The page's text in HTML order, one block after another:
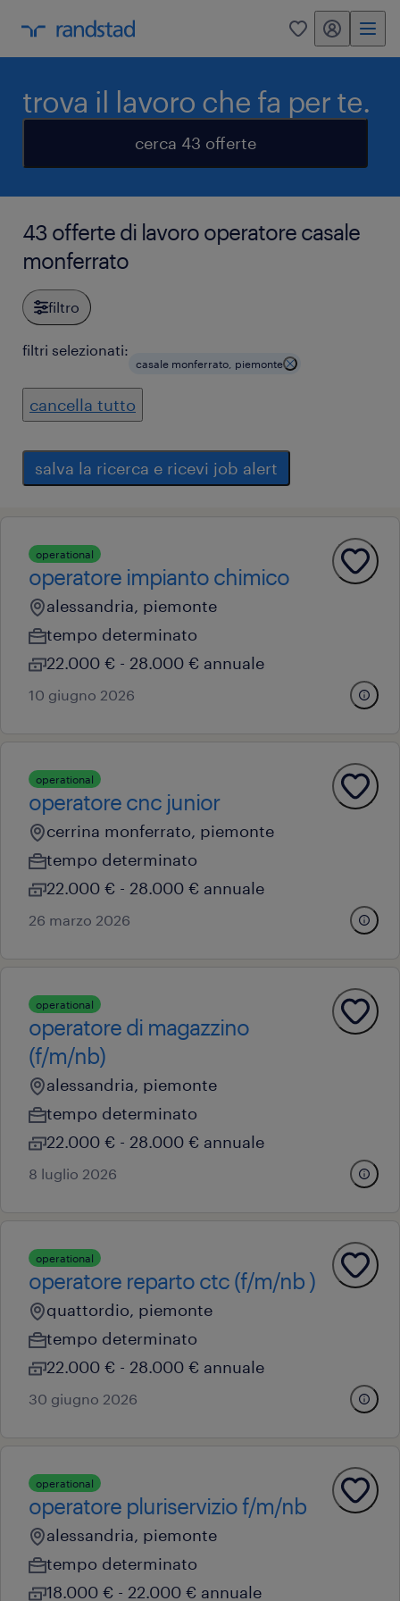
0 my randstad
trova il lavoro che fa per te.
cerca 43 offerte
43 offerte di lavoro operatore casale
monferrato
filtro
filtri selezionati:
casale monferrato, piemonte
cancella tutto
salva la ricerca e ricevi job alert
operational
operatore impianto chimico
alessandria, piemonte
tempo determinato
22.000 € - 28.000 € annuale
10 giugno 2026
operational
operatore cnc junior
cerrina monferrato, piemonte
tempo determinato
22.000 € - 28.000 € annuale
26 marzo 2026
operational
operatore di magazzino
(f/m/nb)
alessandria, piemonte
tempo determinato
22.000 € - 28.000 € annuale
8 luglio 2026
operational
operatore reparto ctc (f/m/nb )
quattordio, piemonte
tempo determinato
22.000 € - 28.000 € annuale
30 giugno 2026
operational
operatore pluriservizio f/m/nb
alessandria, piemonte
tempo determinato
18.000 € - 22.000 € annuale